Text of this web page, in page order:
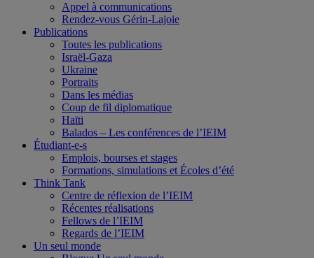
Appel à communications
Rendez-vous Gérin-Lajoie
Publications
Toutes les publications
Israël-Gaza
Ukraine
Portraits
Dans les médias
Coup de fil diplomatique
Haïti
Balados – Les conférences de l’IEIM
Étudiant-e-s
Emplois, bourses et stages
Formations, simulations et Écoles d’été
Think Tank
Centre de réflexion de l’IEIM
Récentes réalisations
Fellows de l’IEIM
Regards de l’IEIM
Un seul monde